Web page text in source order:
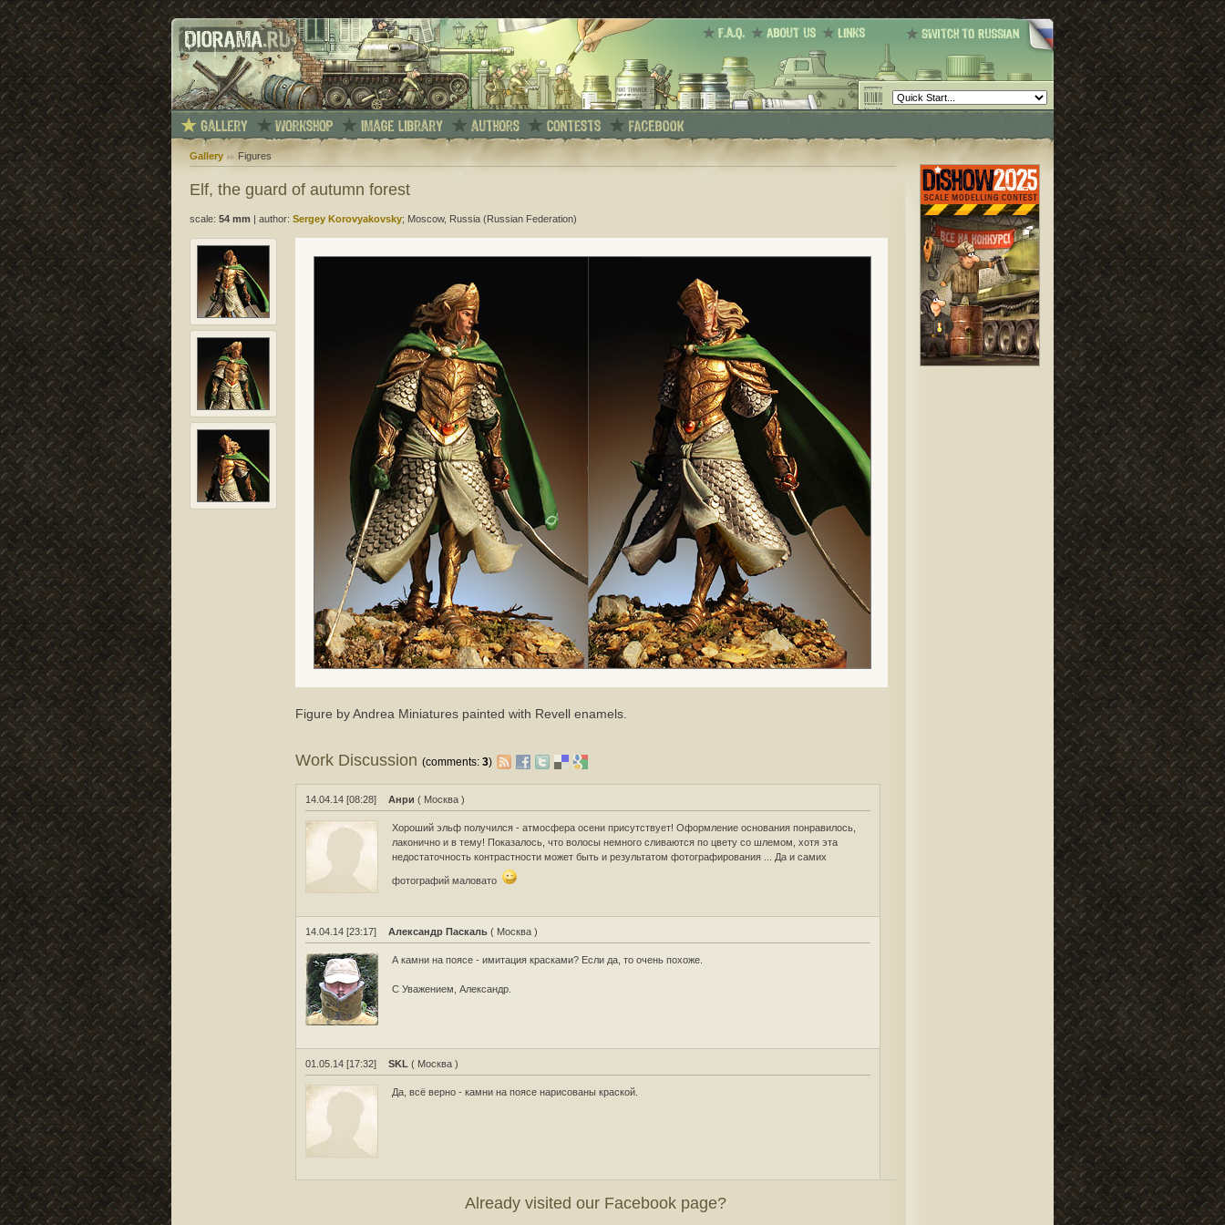
Gallery Figures
Elf, the guard of autumn forest
scale: 54 mm author: Sergey Korovyakovsky; Moscow, Russia (Russian Federation)
Figure by Andrea Miniatures painted with Revell enamels.
Work Discussion(comments:3)
14.04.14 [08:28] Анри ( Москва )
Хороший эльф получился - атмосфера осени присутствует! Оформление основания понравилось,
лаконично и в тему! Показалось, что волосы немного сливаются по цвету со шлемом, хотя эта
недостаточность контрастности может быть и результатом фотографирования ... Да и самих
фотографий маловато
14.04.14 [23:17] Александр Паскаль ( Москва )
А камни на поясе - имитация красками? Если да, то очень похоже.
С Уважением, Александр.
01.05.14 [17:32] SKL ( Москва )
Да, всё верно - камни на поясе нарисованы краской.
Already visited our Facebook page?